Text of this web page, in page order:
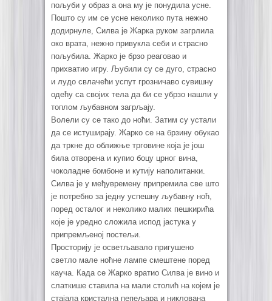
пољуби у образ а она му је понудила усне.
Пошто су им се усне неколико пута нежно
додирнуле, Силва је Жарка руком загрлила
око врата, нежно привукла себи и страсно
пољубила. Жарко је брзо реаговао и
прихватио игру. Љубили су се дуго, страсно
и лудо свлачећи успут грозничаво сувишну
одећу са својих тела да би се убрзо нашли у
топлом љубавном загрљају.
Волели су се тако до ноћи. Затим су устали
да се истуширају. Жарко се на брзину обукао
да тркне до оближње трговине која је још
била отворена и купио боцу црног вина,
чоколадне бомбоне и кутију наполитанки.
Силва је у међувремену припремила све што
је потребно за једну успешну љубавну ноћ,
поред осталог и неколико малих пешкирића
које је уредно сложила испод јастука у
припремљеној постељи.
Просторију је осветљавало пригушено
светло мале ноћне лампе смештене поред
кауча. Када се Жарко вратио Силва је вино и
слаткише ставила на мали столић на којем је
стајала кристална пепељара и никлована